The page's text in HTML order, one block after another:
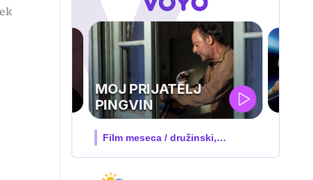
UEFA
SUPERPOKAL
V živo na VOYO: sreda ob 20.30